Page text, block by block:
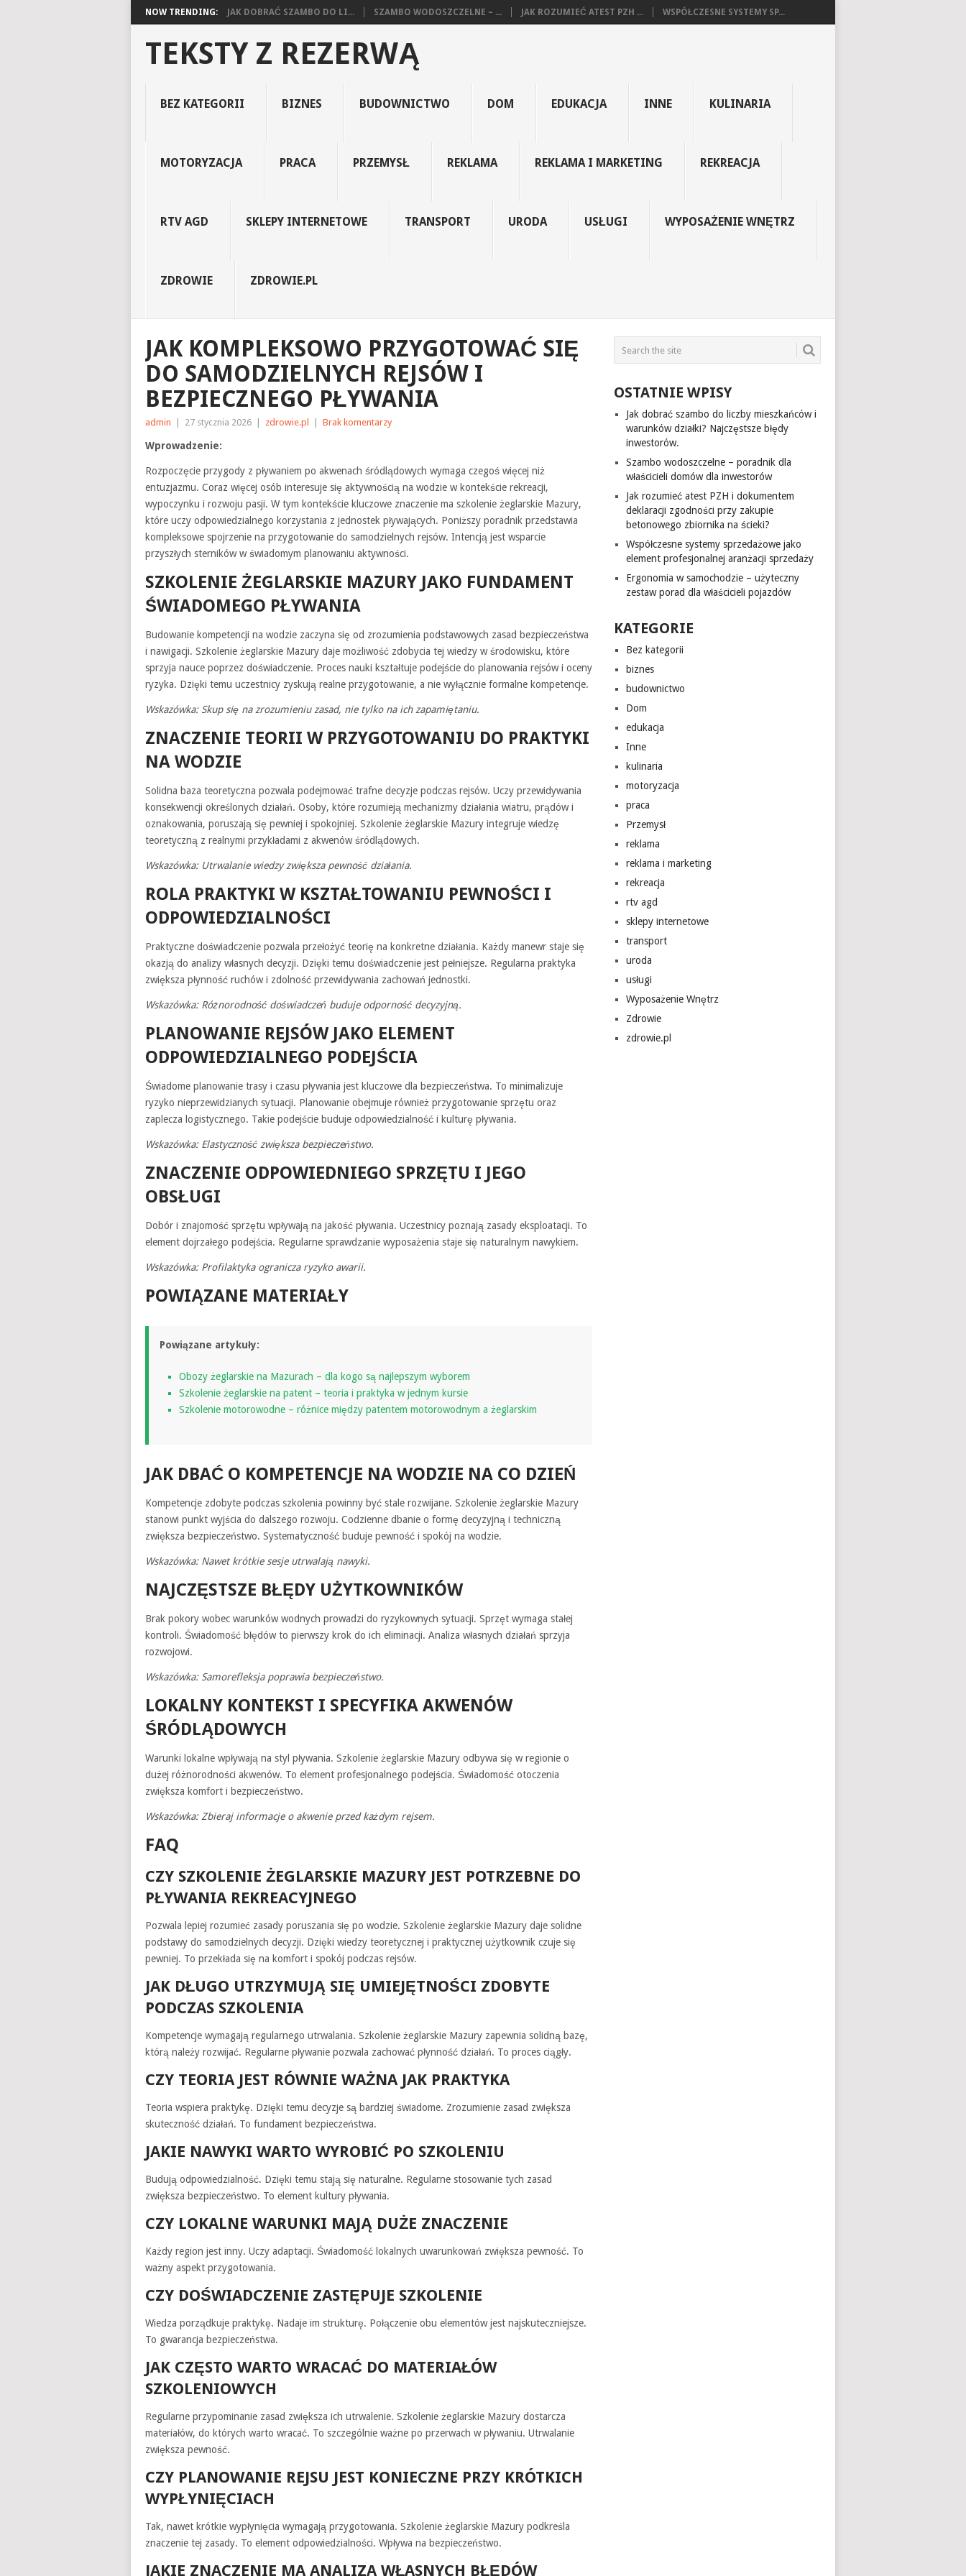
NOW TRENDING: JAK DOBRAĆ SZAMBO DO LI... SZAMBO WODOSZCZELNE – ... JAK ROZUMIEĆ ATEST PZH ... WSPÓŁCZESNE SYSTEMY SP...
TEKSTY Z REZERWĄ
BEZ KATEGORII BIZNES BUDOWNICTWO DOM EDUKACJA INNE KULINARIA
MOTORYZACJA PRACA PRZEMYSŁ REKLAMA REKLAMA I MARKETING REKREACJA
RTV AGD SKLEPY INTERNETOWE TRANSPORT URODA USŁUGI WYPOSAŻENIE WNĘTRZ
ZDROWIE ZDROWIE.PL
JAK KOMPLEKSOWO PRZYGOTOWAĆ SIĘ
DO SAMODZIELNYCH REJSÓW I
BEZPIECZNEGO PŁYWANIA
admin 27 stycznia 2026 zdrowie.pl Brak komentarzy
Wprowadzenie:
Rozpoczęcie przygody z pływaniem po akwenach śródlądowych wymaga czegoś więcej niż
entuzjazmu. Coraz więcej osób interesuje się aktywnością na wodzie w kontekście rekreacji,
wypoczynku i rozwoju pasji. W tym kontekście kluczowe znaczenie ma szkolenie żeglarskie Mazury,
które uczy odpowiedzialnego korzystania z jednostek pływających. Poniższy poradnik przedstawia
kompleksowe spojrzenie na przygotowanie do samodzielnych rejsów. Intencją jest wsparcie
przyszłych sterników w świadomym planowaniu aktywności.
SZKOLENIE ŻEGLARSKIE MAZURY JAKO FUNDAMENT
ŚWIADOMEGO PŁYWANIA
Budowanie kompetencji na wodzie zaczyna się od zrozumienia podstawowych zasad bezpieczeństwa
i nawigacji. Szkolenie żeglarskie Mazury daje możliwość zdobycia tej wiedzy w środowisku, które
sprzyja nauce poprzez doświadczenie. Proces nauki kształtuje podejście do planowania rejsów i oceny
ryzyka. Dzięki temu uczestnicy zyskują realne przygotowanie, a nie wyłącznie formalne kompetencje.
Wskazówka: Skup się na zrozumieniu zasad, nie tylko na ich zapamiętaniu.
ZNACZENIE TEORII W PRZYGOTOWANIU DO PRAKTYKI
NA WODZIE
Solidna baza teoretyczna pozwala podejmować trafne decyzje podczas rejsów. Uczy przewidywania
konsekwencji określonych działań. Osoby, które rozumieją mechanizmy działania wiatru, prądów i
oznakowania, poruszają się pewniej i spokojniej. Szkolenie żeglarskie Mazury integruje wiedzę
teoretyczną z realnymi przykładami z akwenów śródlądowych.
Wskazówka: Utrwalanie wiedzy zwiększa pewność działania.
ROLA PRAKTYKI W KSZTAŁTOWANIU PEWNOŚCI I
ODPOWIEDZIALNOŚCI
Praktyczne doświadczenie pozwala przełożyć teorię na konkretne działania. Każdy manewr staje się
okazją do analizy własnych decyzji. Dzięki temu doświadczenie jest pełniejsze. Regularna praktyka
zwiększa płynność ruchów i zdolność przewidywania zachowań jednostki.
Wskazówka: Różnorodność doświadczeń buduje odporność decyzyjną.
PLANOWANIE REJSÓW JAKO ELEMENT
ODPOWIEDZIALNEGO PODEJŚCIA
Świadome planowanie trasy i czasu pływania jest kluczowe dla bezpieczeństwa. To minimalizuje
ryzyko nieprzewidzianych sytuacji. Planowanie obejmuje również przygotowanie sprzętu oraz
zaplecza logistycznego. Takie podejście buduje odpowiedzialność i kulturę pływania.
Wskazówka: Elastyczność zwiększa bezpieczeństwo.
ZNACZENIE ODPOWIEDNIEGO SPRZĘTU I JEGO
OBSŁUGI
Dobór i znajomość sprzętu wpływają na jakość pływania. Uczestnicy poznają zasady eksploatacji. To
element dojrzałego podejścia. Regularne sprawdzanie wyposażenia staje się naturalnym nawykiem.
Wskazówka: Profilaktyka ogranicza ryzyko awarii.
POWIĄZANE MATERIAŁY
Powiązane artykuły:
Obozy żeglarskie na Mazurach – dla kogo są najlepszym wyborem
Szkolenie żeglarskie na patent – teoria i praktyka w jednym kursie
Szkolenie motorowodne – różnice między patentem motorowodnym a żeglarskim
JAK DBAĆ O KOMPETENCJE NA WODZIE NA CO DZIEŃ
Kompetencje zdobyte podczas szkolenia powinny być stale rozwijane. Szkolenie żeglarskie Mazury
stanowi punkt wyjścia do dalszego rozwoju. Codzienne dbanie o formę decyzyjną i techniczną
zwiększa bezpieczeństwo. Systematyczność buduje pewność i spokój na wodzie.
Wskazówka: Nawet krótkie sesje utrwalają nawyki.
NAJCZĘSTSZE BŁĘDY UŻYTKOWNIKÓW
Brak pokory wobec warunków wodnych prowadzi do ryzykownych sytuacji. Sprzęt wymaga stałej
kontroli. Świadomość błędów to pierwszy krok do ich eliminacji. Analiza własnych działań sprzyja
rozwojowi.
Wskazówka: Samorefleksja poprawia bezpieczeństwo.
LOKALNY KONTEKST I SPECYFIKA AKWENÓW
ŚRÓDLĄDOWYCH
Warunki lokalne wpływają na styl pływania. Szkolenie żeglarskie Mazury odbywa się w regionie o
dużej różnorodności akwenów. To element profesjonalnego podejścia. Świadomość otoczenia
zwiększa komfort i bezpieczeństwo.
Wskazówka: Zbieraj informacje o akwenie przed każdym rejsem.
FAQ
CZY SZKOLENIE ŻEGLARSKIE MAZURY JEST POTRZEBNE DO
PŁYWANIA REKREACYJNEGO
Pozwala lepiej rozumieć zasady poruszania się po wodzie. Szkolenie żeglarskie Mazury daje solidne
podstawy do samodzielnych decyzji. Dzięki wiedzy teoretycznej i praktycznej użytkownik czuje się
pewniej. To przekłada się na komfort i spokój podczas rejsów.
JAK DŁUGO UTRZYMUJĄ SIĘ UMIEJĘTNOŚCI ZDOBYTE
PODCZAS SZKOLENIA
Kompetencje wymagają regularnego utrwalania. Szkolenie żeglarskie Mazury zapewnia solidną bazę,
którą należy rozwijać. Regularne pływanie pozwala zachować płynność działań. To proces ciągły.
CZY TEORIA JEST RÓWNIE WAŻNA JAK PRAKTYKA
Teoria wspiera praktykę. Dzięki temu decyzje są bardziej świadome. Zrozumienie zasad zwiększa
skuteczność działań. To fundament bezpieczeństwa.
JAKIE NAWYKI WARTO WYROBIĆ PO SZKOLENIU
Budują odpowiedzialność. Dzięki temu stają się naturalne. Regularne stosowanie tych zasad
zwiększa bezpieczeństwo. To element kultury pływania.
CZY LOKALNE WARUNKI MAJĄ DUŻE ZNACZENIE
Każdy region jest inny. Uczy adaptacji. Świadomość lokalnych uwarunkowań zwiększa pewność. To
ważny aspekt przygotowania.
CZY DOŚWIADCZENIE ZASTĘPUJE SZKOLENIE
Wiedza porządkuje praktykę. Nadaje im strukturę. Połączenie obu elementów jest najskuteczniejsze.
To gwarancja bezpieczeństwa.
JAK CZĘSTO WARTO WRACAĆ DO MATERIAŁÓW
SZKOLENIOWYCH
Regularne przypominanie zasad zwiększa ich utrwalenie. Szkolenie żeglarskie Mazury dostarcza
materiałów, do których warto wracać. To szczególnie ważne po przerwach w pływaniu. Utrwalanie
zwiększa pewność.
CZY PLANOWANIE REJSU JEST KONIECZNE PRZY KRÓTKICH
WYPŁYNIĘCIACH
Tak, nawet krótkie wypłynięcia wymagają przygotowania. Szkolenie żeglarskie Mazury podkreśla
znaczenie tej zasady. To element odpowiedzialności. Wpływa na bezpieczeństwo.
JAKIE ZNACZENIE MA ANALIZA WŁASNYCH BŁĘDÓW
OSTATNIE WPISY
Jak dobrać szambo do liczby mieszkańców i
warunków działki? Najczęstsze błędy
inwestorów.
Szambo wodoszczelne – poradnik dla
właścicieli domów dla inwestorów
Jak rozumieć atest PZH i dokumentem
deklaracji zgodności przy zakupie
betonowego zbiornika na ścieki?
Współczesne systemy sprzedażowe jako
element profesjonalnej aranżacji sprzedaży
Ergonomia w samochodzie – użyteczny
zestaw porad dla właścicieli pojazdów
KATEGORIE
Bez kategorii
biznes
budownictwo
Dom
edukacja
Inne
kulinaria
motoryzacja
praca
Przemysł
reklama
reklama i marketing
rekreacja
rtv agd
sklepy internetowe
transport
uroda
usługi
Wyposażenie Wnętrz
Zdrowie
zdrowie.pl